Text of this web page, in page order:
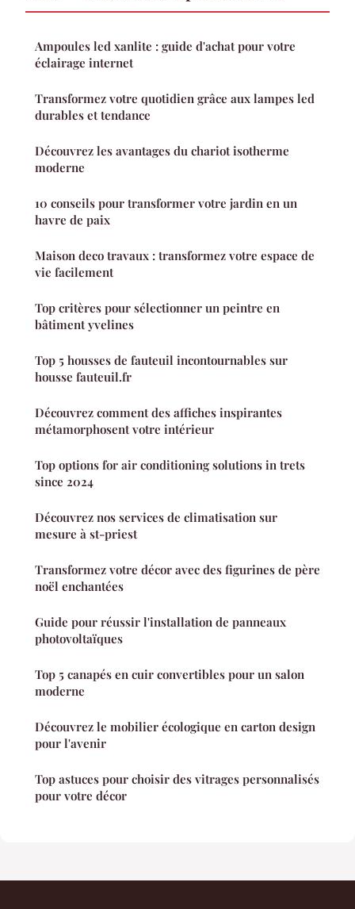
Ampoules led xanlite : guide d'achat pour votre
éclairage internet
Transformez votre quotidien grâce aux lampes led
durables et tendance
Découvrez les avantages du chariot isotherme
moderne
10 conseils pour transformer votre jardin en un
havre de paix
Maison deco travaux : transformez votre espace de
vie facilement
Top critères pour sélectionner un peintre en
bâtiment yvelines
Top 5 housses de fauteuil incontournables sur
housse fauteuil.fr
Découvrez comment des affiches inspirantes
métamorphosent votre intérieur
Top options for air conditioning solutions in trets
since 2024
Découvrez nos services de climatisation sur
mesure à st-priest
Transformez votre décor avec des figurines de père
noël enchantées
Guide pour réussir l'installation de panneaux
photovoltaïques
Top 5 canapés en cuir convertibles pour un salon
moderne
Découvrez le mobilier écologique en carton design
pour l'avenir
Top astuces pour choisir des vitrages personnalisés
pour votre décor